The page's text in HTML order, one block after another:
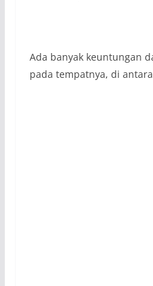
Ada banyak keuntungan
pada tempatnya, di